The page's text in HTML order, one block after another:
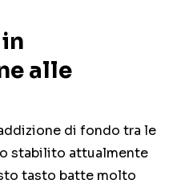
alle
di fondo tra le
stabilito attualmente
tasto batte molto